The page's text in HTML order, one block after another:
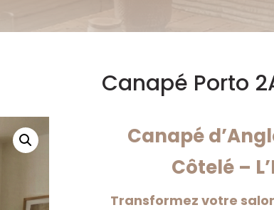
Canapé Porto
Canapé
Côtelé –
Transformez votre